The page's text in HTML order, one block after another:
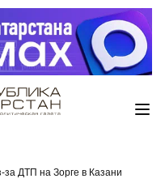
ДТП на Зорге в Казани